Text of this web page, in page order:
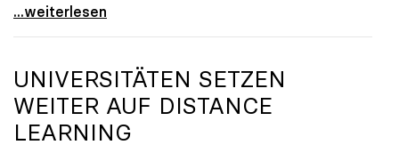
Seidler: Verordnungsermächtigung soll Handlungen
...weiterlesen
UNIVERSITÄTEN SETZEN
WEITER AUF DISTANCE
LEARNING